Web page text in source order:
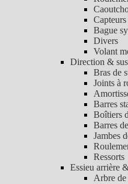
Bague
Divers
Volant
Direction &
Bras de
Joints à
Barres
Boîtiers
Barres
Jambes
Ressorts
Essieu arrière
Arbre